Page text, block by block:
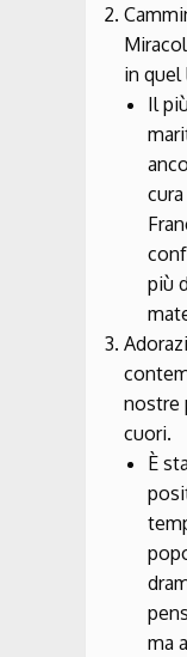
in quel
Il
più
nostre
cuori.
È
ma